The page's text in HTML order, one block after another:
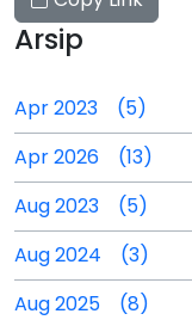
Arsip
Apr 2023 (5)
Apr 2026 (13)
Aug 2023 (5)
Aug 2024 (3)
Aug 2025 (8)